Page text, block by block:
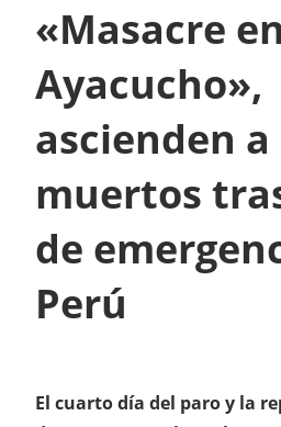
«Masacre en
Ayacucho»,
ascienden a
muertos
de
Perú
El cuarto día del paro y la